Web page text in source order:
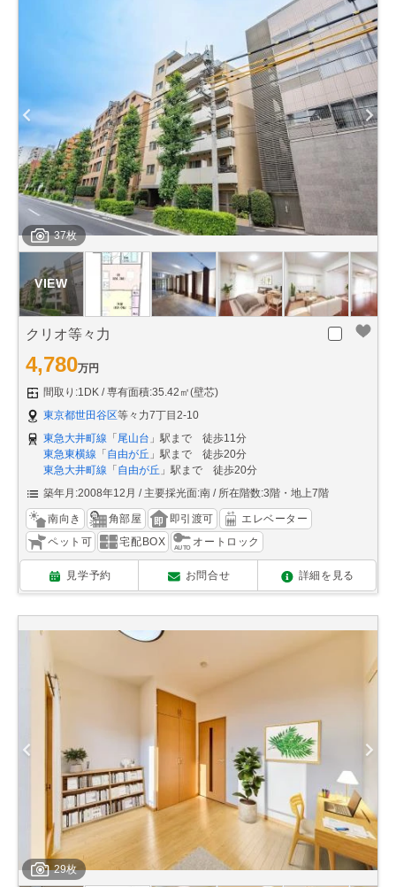
37枚
クリオ等々力
4,780万円
間取り:1DK
専有面積:35.42㎡(壁芯)
東京都世田谷区等々力7丁目2-10
東急大井町線 「尾山台 」駅まで 徒歩11分
東急東横線 「自由が丘 」駅まで 徒歩20分
東急大井町線 「自由が丘 」駅まで 徒歩20分
築年月:2008年12月
主要採光面:南 所在階数:3階・地上7階
南向き 角部屋 即引渡可
エレベーター
ペット可
宅配BOX オートロック
見学予約 お問合せ 詳細を見る
29枚